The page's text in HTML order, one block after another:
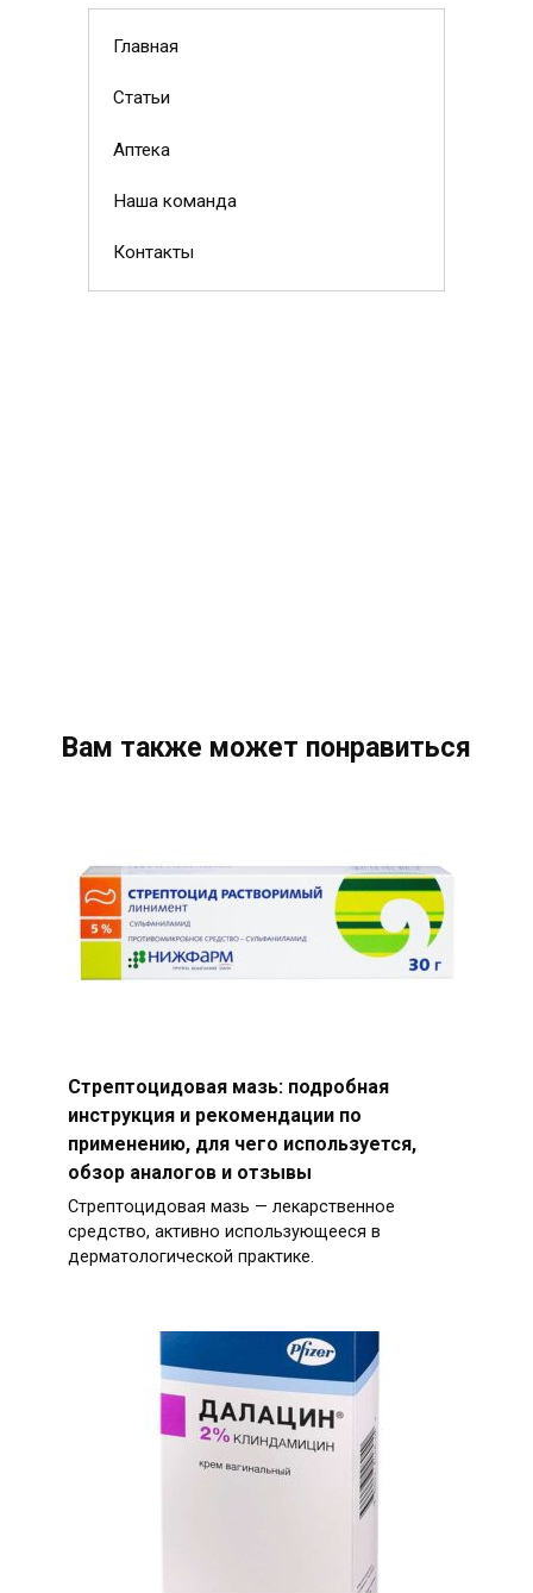
Главная
Статьи
Аптека
Наша команда
Контакты
Вам также может понравиться
Стрептоцидовая мазь: подробная
инструкция и рекомендации по
применению, для чего используется,
обзор аналогов и отзывы
Стрептоцидовая мазь — лекарственное
средство, активно использующееся в
дерматологической практике.